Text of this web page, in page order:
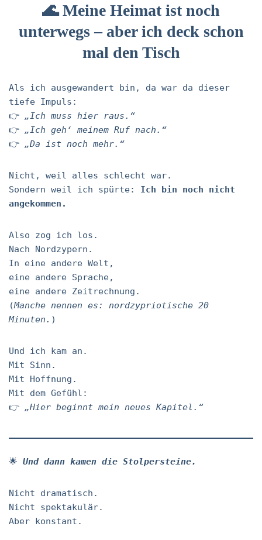
🌊 Meine Heimat ist noch
unterwegs – aber ich deck schon
mal den Tisch
Als ich ausgewandert bin, da war da dieser
tiefe Impuls:
👉 „Ich muss hier raus.“
👉 „Ich geh‘ meinem Ruf nach.“
👉 „Da ist noch mehr.“
Nicht, weil alles schlecht war.
Sondern weil ich spürte: Ich bin noch nicht
angekommen.
Also zog ich los.
Nach Nordzypern.
In eine andere Welt,
eine andere Sprache,
eine andere Zeitrechnung.
(Manche nennen es: nordzypriotische 20
Minuten. )
Und ich kam an.
Mit Sinn.
Mit Hoffnung.
Mit dem Gefühl:
👉 „Hier beginnt mein neues Kapitel.“
🌟 Und dann kamen die Stolpersteine.
Nicht dramatisch.
Nicht spektakulär.
Aber konstant.